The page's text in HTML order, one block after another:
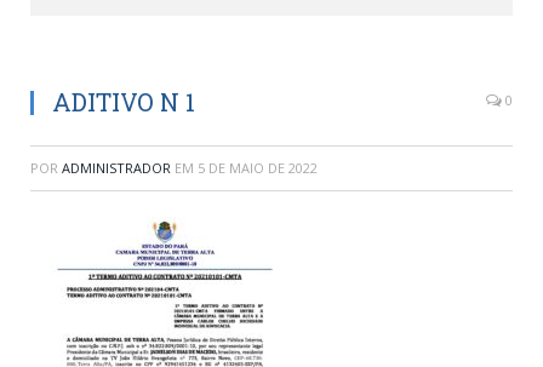
ADITIVO N 1 0
POR ADMINISTRADOR EM 5 DE MAIO DE 2022